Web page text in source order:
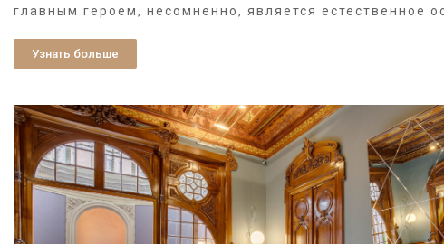
главным героем, несомненно, является естественное
Узнать больше